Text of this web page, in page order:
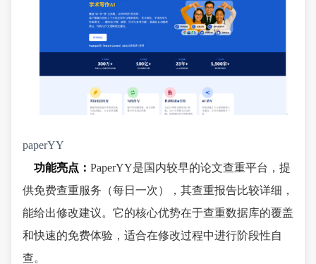
paperYY
功能亮点： PaperYY是国内较早的论文查重平台，提
供免费查重服务（每日一次），其查重报告比较详细，
能给出修改建议。它的核心优势在于查重数据库的覆盖
和快速的免费体验，适合在修改过程中进行阶段性自
查。